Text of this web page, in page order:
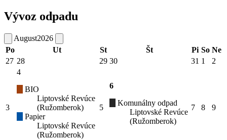
Vývoz odpadu
August2026
Po
Ut St Št Pi So Ne
27 28 29 30 31 1 2
3
4
BIO
Liptovské Revúce
(Ružomberok)
Papier
Liptovské Revúce
(Ružomberok)
5
6
Komunálny odpad
Liptovské Revúce
(Ružomberok)
7 8 9